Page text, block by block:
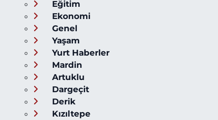
Eğitim
Ekonomi
Genel
Yaşam
Yurt Haberler
Mardin
Artuklu
Dargeçit
Derik
Kızıltepe